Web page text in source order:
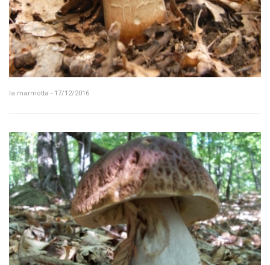
la marmotta - 17/12/2016